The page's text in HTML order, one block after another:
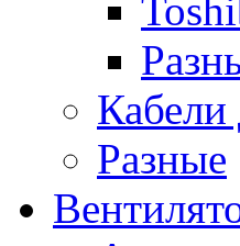
Кабели
Разные